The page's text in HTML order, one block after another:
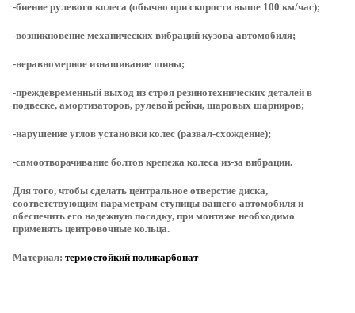
-биение рулевого колеса (обычно при скорости выше 100 км/час);
-возникновение механических вибраций кузова автомобиля;
-неравномерное изнашивание шины;
-преждевременный выход из строя резинотехнических деталей в
подвеске, амортизаторов, рулевой рейки, шаровых шарниров;
-нарушение углов установки колес (развал-схождение);
-самоотворачивание болтов крепежа колеса из-за вибрации.
Для того, чтобы сделать центральное отверстие диска,
соответствующим параметрам ступицы вашего автомобиля и
обеспечить его надежную посадку, при монтаже необходимо
применять центровочные кольца.
Материал: термостойкий поликарбонат